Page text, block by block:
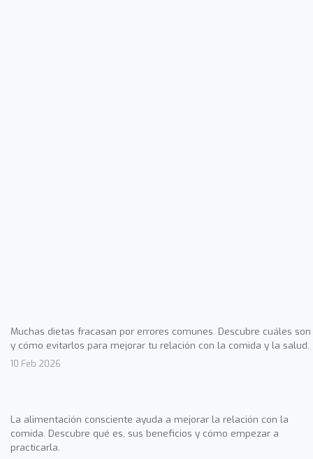
Muchas dietas fracasan por errores comunes. Descubre cuáles son
y cómo evitarlos para mejorar tu relación con la comida y la salud.
10 Feb 2026
La alimentación consciente ayuda a mejorar la relación con la
comida. Descubre qué es, sus beneficios y cómo empezar a
practicarla.